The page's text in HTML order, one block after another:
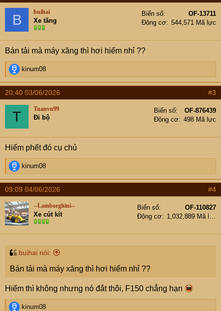
B buihai
Xe tăng
Biển số
OF-13711
Động cơ
544,571 Mã lực
Bán tải mà máy xăng thì hơi hiếm nhỉ ??
R
e
a
c
t
n
s
:
kinum08
20:40 03/06/2026 #3
T Tuanvu99
Đi bộ
Biển số
OF-876439
Động cơ
498 Mã lực
Hiếm phết đó cụ chủ
R
e
a
c
t
i
o
n
s
kinum08
09:09 04/06/2026 #4
--Lamborghini--
Xe cút kít
Biển số
OF-110827
Động cơ
1,032,889 Mã lực
buihai nói:
Bán tải mà máy xăng thì hơi hiếm nhỉ ??
Hiếm thì không nhưng nó đắt thôi, F150 chẳng hạn
Rkinum08